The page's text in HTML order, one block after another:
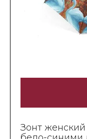
Зонт женский